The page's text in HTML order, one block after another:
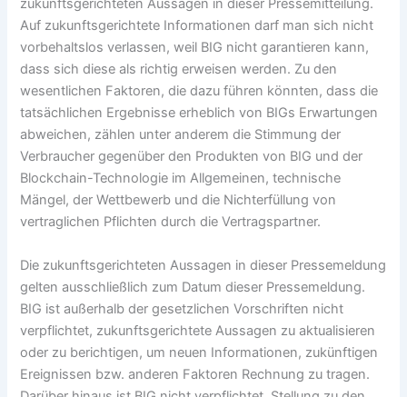
zukunftsgerichteten Aussagen in dieser Pressemitteilung.
Auf zukunftsgerichtete Informationen darf man sich nicht
vorbehaltslos verlassen, weil BIG nicht garantieren kann,
dass sich diese als richtig erweisen werden. Zu den
wesentlichen Faktoren, die dazu führen könnten, dass die
tatsächlichen Ergebnisse erheblich von BIGs Erwartungen
abweichen, zählen unter anderem die Stimmung der
Verbraucher gegenüber den Produkten von BIG und der
Blockchain-Technologie im Allgemeinen, technische
Mängel, der Wettbewerb und die Nichterfüllung von
vertraglichen Pflichten durch die Vertragspartner.
Die zukunftsgerichteten Aussagen in dieser Pressemeldung
gelten ausschließlich zum Datum dieser Pressemeldung.
BIG ist außerhalb der gesetzlichen Vorschriften nicht
verpflichtet, zukunftsgerichtete Aussagen zu aktualisieren
oder zu berichtigen, um neuen Informationen, zukünftigen
Ereignissen bzw. anderen Faktoren Rechnung zu tragen.